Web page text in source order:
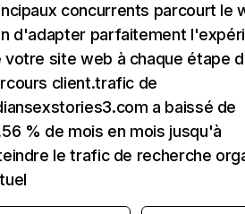
concurrents parcourt le
d'adapter parfaitement
votre site web à chaque étape
client.trafic de
a baissé de
% de mois en mois jusqu'à
le trafic de recherche